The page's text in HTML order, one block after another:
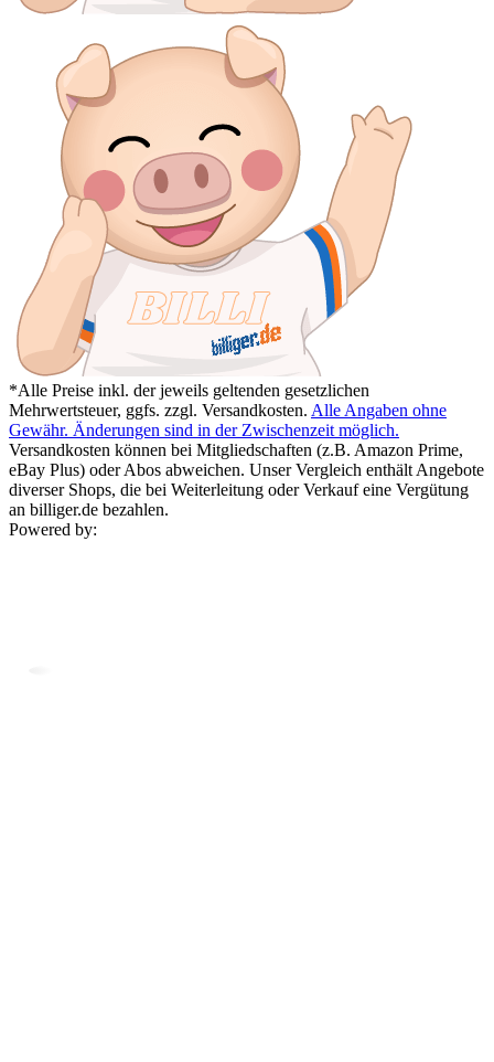
*Alle Preise inkl. der jeweils geltenden gesetzlichen
Mehrwertsteuer, ggfs. zzgl. Versandkosten. Alle Angaben ohne
Gewähr. Änderungen sind in der Zwischenzeit möglich.
Versandkosten können bei Mitgliedschaften (z.B. Amazon Prime,
eBay Plus) oder Abos abweichen. Unser Vergleich enthält Angebote
diverser Shops, die bei Weiterleitung oder Verkauf eine Vergütung
an billiger.de bezahlen.
Powered by: